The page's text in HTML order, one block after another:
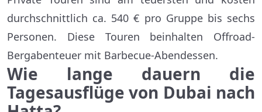
durchschnittlich ca. 540 € pro Gruppe bis sechs
Personen. Diese Touren beinhalten Offroad-
Bergabenteuer mit Barbecue-Abendessen.
Wie lange dauern die
Tagesausflüge von Dubai nach